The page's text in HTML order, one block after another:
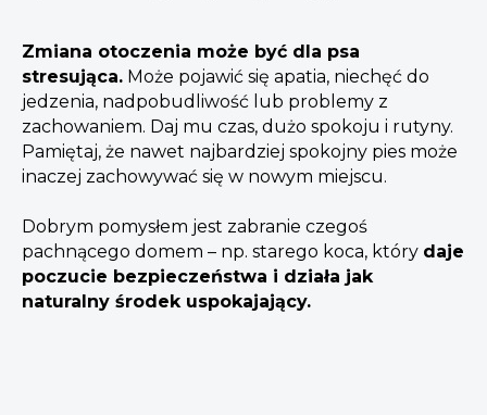
Zmiana otoczenia może być dla psa
stresująca. Może pojawić się apatia, niechęć do
jedzenia, nadpobudliwość lub problemy z
zachowaniem. Daj mu czas, dużo spokoju i rutyny.
Pamiętaj, że nawet najbardziej spokojny pies może
inaczej zachowywać się w nowym miejscu.
Dobrym pomysłem jest zabranie czegoś
pachnącego domem – np. starego koca, który daje
poczucie bezpieczeństwa i działa jak
naturalny środek uspokajający.